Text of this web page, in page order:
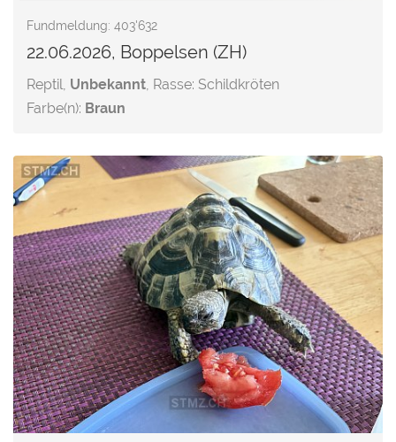
Fundmeldung: 403'632
22.06.2026, Boppelsen (ZH)
Reptil, Unbekannt, Rasse: Schildkröten
Farbe(n): Braun